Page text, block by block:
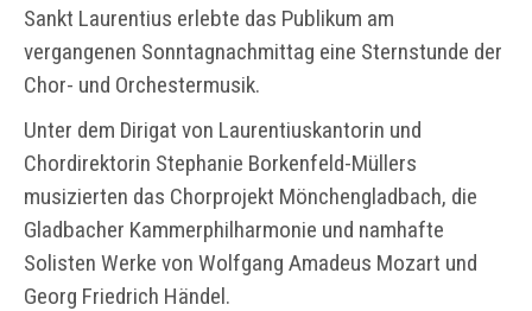
Sankt Laurentius erlebte das Publikum am
vergangenen Sonntagnachmittag eine Sternstunde der
Chor- und Orchestermusik.
Unter dem Dirigat von Laurentiuskantorin und
Chordirektorin Stephanie Borkenfeld-Müllers
musizierten das Chorprojekt Mönchengladbach, die
Gladbacher Kammerphilharmonie und namhafte
Solisten Werke von Wolfgang Amadeus Mozart und
Georg Friedrich Händel.